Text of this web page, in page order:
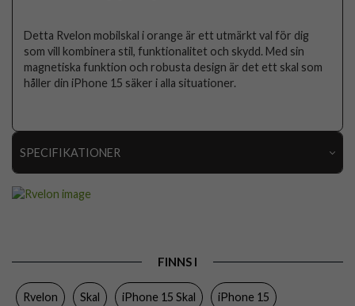
Detta Rvelon mobilskal i orange är ett utmärkt val för dig
som vill kombinera stil, funktionalitet och skydd. Med sin
magnetiska funktion och robusta design är det ett skal som
håller din iPhone 15 säker i alla situationer.
SPECIFIKATIONER
MagSafe-kompatibel, Stöttålig
Färg
FINNS I
Rvelon Skal iPhone 15 Skal iPhone 15